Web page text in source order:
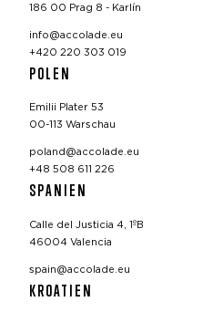
186 00 Prag 8 - Karlín
info@accolade.eu
+420 220 303 019
POLEN
Emilii Plater 53
00-113 Warschau
poland@accolade.eu
+48 508 611 226
SPANIEN
Calle del Justicia 4, 1ºB
46004 Valencia
spain@accolade.eu
KROATIEN